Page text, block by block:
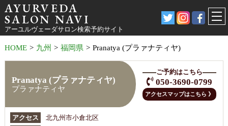
AYURVEDA
SALON NAVI
アーユルヴェーダサロン検索予約サイト
HOME > 九州 > 福岡県 > Pranatya (プラァナティヤ)
Pranatya (プラァナティヤ)
プラァナティヤ
ご予約はこちら
050-3690-0799
アクセスマップはこちら 》
アクセス
北九州市小倉北区